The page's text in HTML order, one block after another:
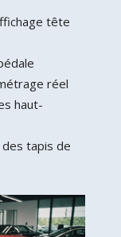
tête
réel
haut-
tapis de